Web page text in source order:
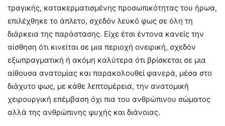
τραγικής, κατακερματισμένης προσωπικότητας του ήρωα,
επιλέχθηκε το άπλετο, σχεδόν λευκό φως σε όλη τη
διάρκεια της παράστασης. Είχε έτσι έντονα κανείς την
αίσθηση ότι κινείται σε μια περιοχή ονειρική, σχεδόν
εξωπραγματική ή ακόμη καλύτερα ότι βρίσκεται σε μια
αίθουσα ανατομίας και παρακολουθεί φανερά, μέσα στο
διάχυτο φως, με κάθε λεπτομέρεια, την ανατομική
χειρουργική επέμβαση όχι πια του ανθρώπινου σώματος
αλλά της ανθρώπινης ψυχής και διάνοιας.